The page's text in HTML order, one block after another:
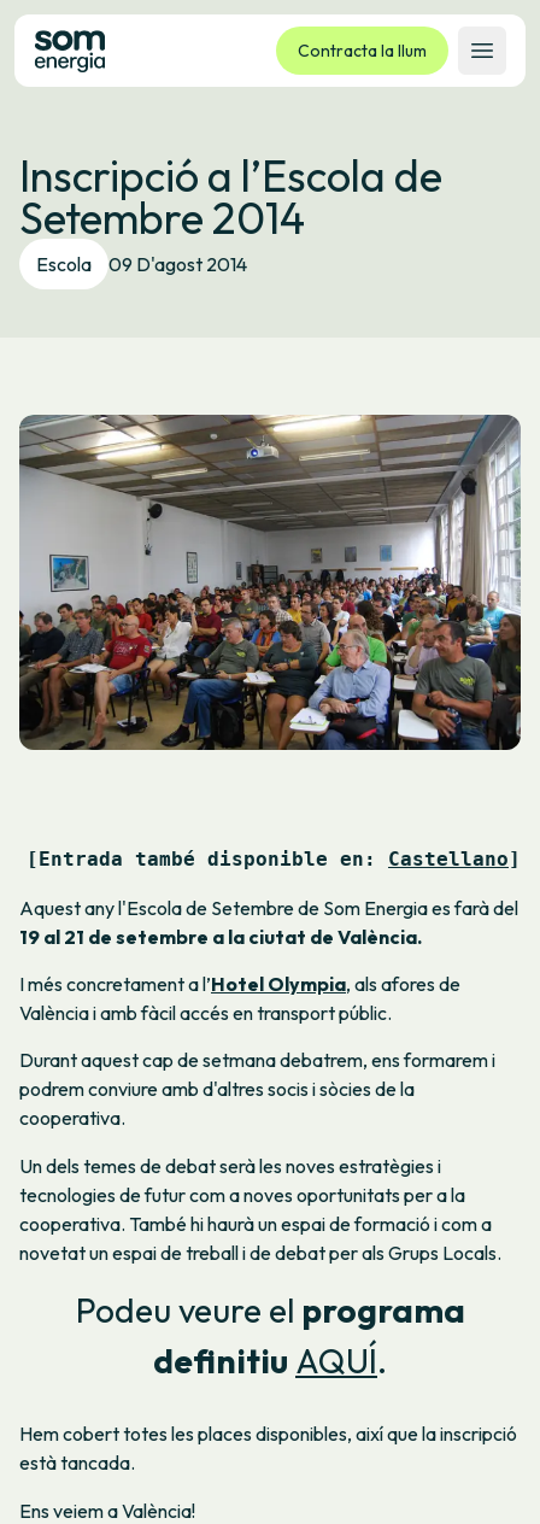
Contracta la llum
Obrir
Tarifes
Serveis
Empreses
La cooperativa
Idioma: ES CA GL EU
Inscripció a l’Escola de
Setembre 2014
Escola 09 D'agost 2014
[Entrada també disponible en: Castellano]
Aquest any l'Escola de Setembre de Som Energia es farà del
19 al 21 de setembre a la ciutat de València.
I més concretament a l’Hotel Olympia, als afores de
València i amb fàcil accés en transport públic.
Durant aquest cap de setmana debatrem, ens formarem i
podrem conviure amb d'altres socis i sòcies de la
cooperativa.
Un dels temes de debat serà les noves estratègies i
tecnologies de futur com a noves oportunitats per a la
cooperativa. També hi haurà un espai de formació i com a
novetat un espai de treball i de debat per als Grups Locals.
Podeu veure el programa
definitiu AQUÍ.
Hem cobert totes les places disponibles, així que la inscripció
està tancada.
Ens veiem a València!